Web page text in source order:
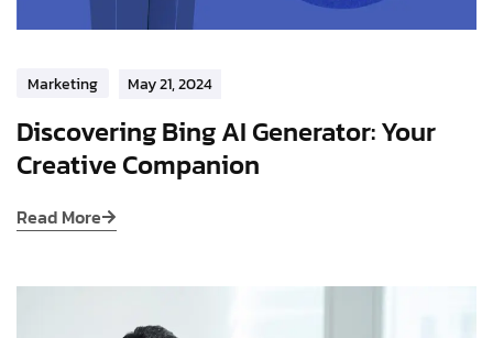
Marketing May 21, 2024
Discovering Bing AI Generator: Your
Creative Companion
Read More